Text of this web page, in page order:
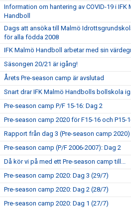
Information om hantering av COVID-19 i IFK
Handboll
Dags att ansöka till Malmö
för alla födda 2008
IFK Malmö Handboll arbetar med sin
Säsongen 20/21 är igång!
Årets Pre-season camp är avslutad
Snart drar IFK Malmö Handbolls bollskola
Pre-season camp P/F 15-16: Dag 2
Pre-season camp 2020 för F15-16 och P15-
Rapport från dag 3 (Pre-season camp 2020)
Pre-season camp (P/F 2006-2007): Dag 2
Då kör vi på med ett Pre-season camp till...
Pre-season camp 2020: Dag 3 (29/7)
Pre-season camp 2020: Dag 2 (28/7)
Pre-season camp 2020: Dag 1 (27/7)